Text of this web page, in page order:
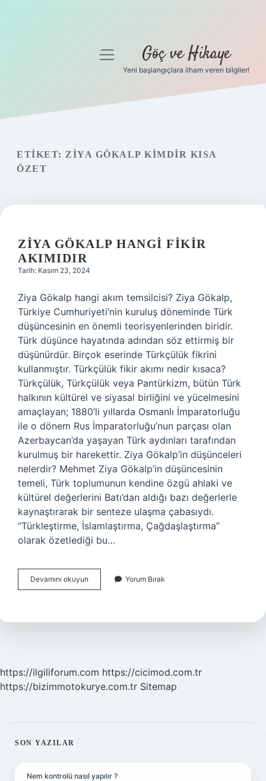
Gizlilik Politikası
Hakkımızda
menüyü
Göç ve Hikaye
Yeni başlangıçlara ilham veren bilgiler!
ETIKET: ZIYA GÖKALP KIMDIR KISA
ÖZET
ZIYA GÖKALP HANGI FIKIR
AKIMIDIR
Tarih: Kasım 23, 2024
Ziya Gökalp hangi akım temsilcisi? Ziya Gökalp,
Türkiye Cumhuriyeti’nin kuruluş döneminde Türk
düşüncesinin en önemli teorisyenlerinden biridir.
Türk düşünce hayatında adından söz ettirmiş bir
düşünürdür. Birçok eserinde Türkçülük fikrini
kullanmıştır. Türkçülük fikir akımı nedir kısaca?
Türkçülük, Türkçülük veya Pantürkizm, bütün Türk
halkının kültürel ve siyasal birliğini ve yücelmesini
amaçlayan; 1880’li yıllarda Osmanlı İmparatorluğu
ile o dönem Rus İmparatorluğu’nun parçası olan
Azerbaycan’da yaşayan Türk aydınları tarafından
kurulmuş bir harekettir. Ziya Gökalp’in düşünceleri
nelerdir? Mehmet Ziya Gökalp’in düşüncesinin
temeli, Türk toplumunun kendine özgü ahlaki ve
kültürel değerlerini Batı’dan aldığı bazı değerlerle
kaynaştırarak bir senteze ulaşma çabasıydı.
“Türkleştirme, İslamlaştırma, Çağdaşlaştırma”
olarak özetlediği bu…
Devamını okuyun
Gökalp
Akımıdır
Yorum Bırak
https://ilgiliforum.com https://cicimod.com.tr
https://bizimmotokurye.com.tr Sitemap
SIDEBAR
SON YAZILAR
Nem kontrolü nasıl yapılır ?